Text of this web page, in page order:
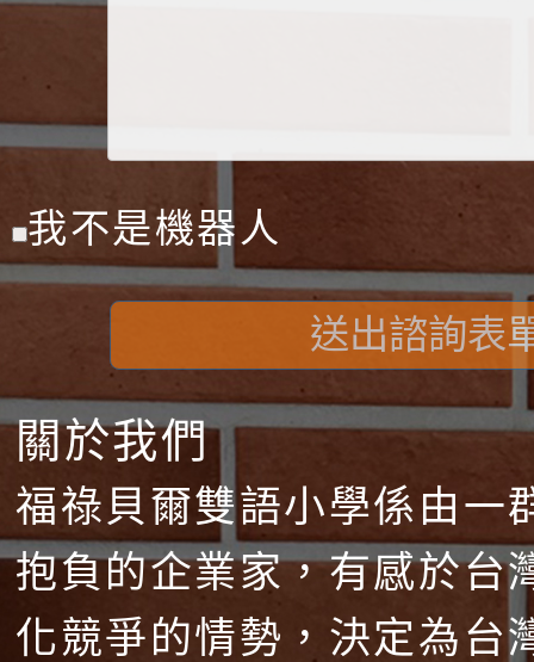
我不是機器人
送出諮詢表
關於我們
福祿貝爾雙語小學係由一
抱負的企業家，有感於台
化競爭的情勢，決定為台